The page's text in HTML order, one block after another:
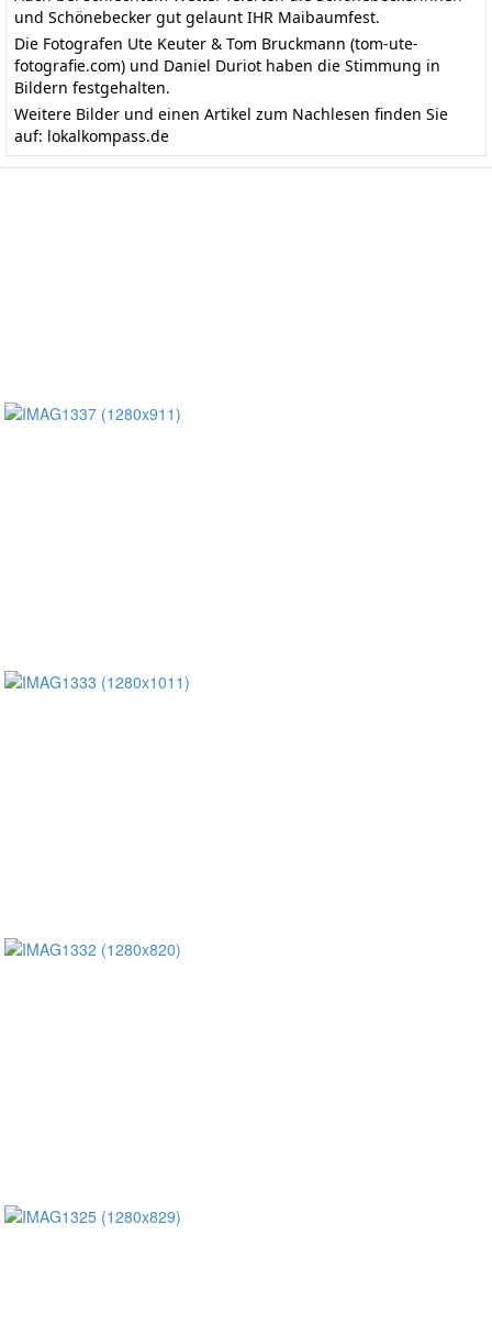
und Schönebecker gut gelaunt IHR Maibaumfest.
Die Fotografen Ute Keuter & Tom Bruckmann (tom-ute-
fotografie.com) und Daniel Duriot haben die Stimmung in
Bildern festgehalten.
Weitere Bilder und einen Artikel zum Nachlesen finden Sie
auf: lokalkompass.de